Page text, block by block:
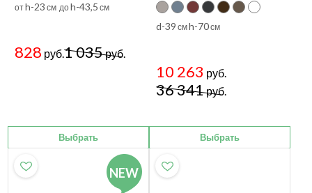
отh-23 см доh-43,5 см
828 руб.1 035руб.
Выбрать
d-39 смh-70см
10 263 руб.
36 341руб.
Выбрать
NEW